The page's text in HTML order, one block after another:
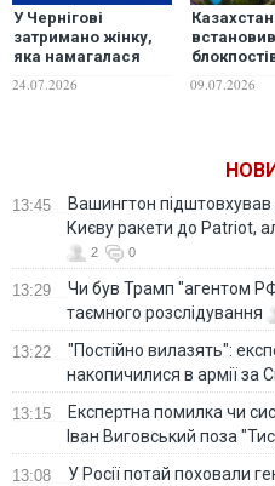
У Чернігові
затримано жінку,
яка намагалася
військовим
24.07.2026
Казахстан
боротьби з
09.07.2026
13:45
Вашингтон підштовхував
Києву ракети до Patriot,
2 0
13:29
Чи був Трамп "агентом
таємного розслідування
13:22
"Постійно вилазять":
накопичилися в армії за
13:15
Eкспертна помилка чи
Іван Виговський поза
13:08
У Росії потай поховали